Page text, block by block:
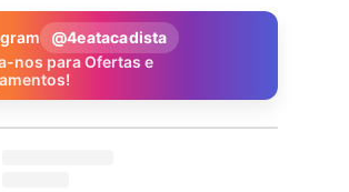
@4eatacadista
nos para Ofertas e